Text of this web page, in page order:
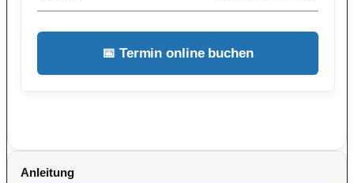
Anleitung
📅 Termin online buchen